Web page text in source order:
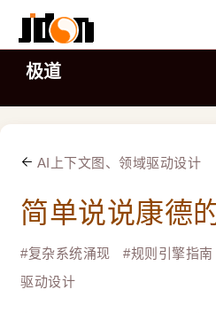
极道
AI上下文图、领域驱动设计
简单说说康德
#复杂系统涌现 #规则引擎指南
驱动设计